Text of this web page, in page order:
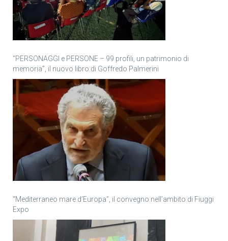
“PERSONAGGI e PERSONE – 99 profili, un patrimonio di
memoria”, il nuovo libro di Goffredo Palmerini
“Mediterraneo mare d’Europa”, il convegno nell’ambito di Fiuggi
Expo